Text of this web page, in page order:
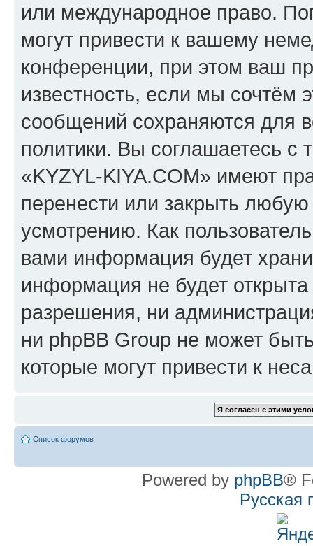
или международное право.
могут привести к вашему
конференции, при этом ваш
известность, если мы сочтём
сообщений сохраняются для
политики. Вы соглашаетесь
«KYZYL-KIYA.COM» имеют
перенести или закрыть
усмотрению. Как
вами информация будет
информация не будет
разрешения, ни
ни phpBB Group не может
которые могут привести к
Список форумов
Powered by phpBB®
Русская